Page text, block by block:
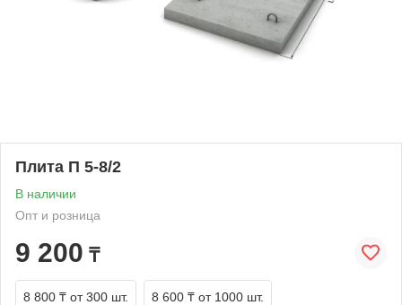
Плита П 5-8/2
В наличии
Опт и розница
9 200 ₸
8 800 ₸ от 300 шт. 8 600 ₸ от 1000 шт.